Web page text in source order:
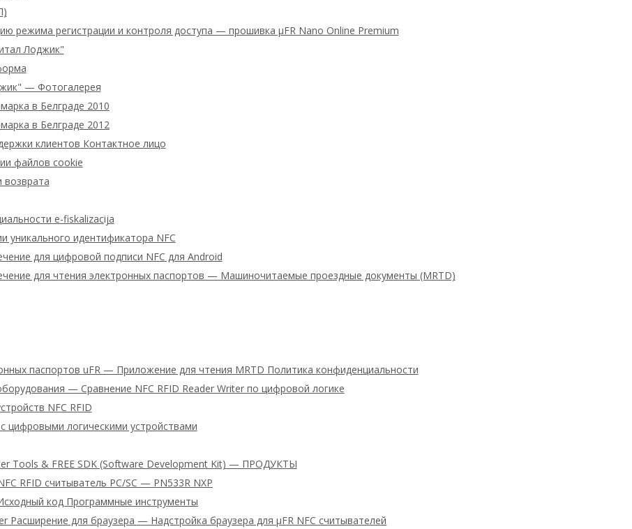
режима регистрации и контроля доступа — прошивка μFR Nano Online Premium
Лоджик"
— Фотогалерея
в Белграде 2010
в Белграде 2012
клиентов Контактное лицо
файлов cookie
возврата
e-fiskalizacija
уникального идентификатора NFC
для цифровой подписи NFC для Android
для чтения электронных паспортов — Машиночитаемые проездные документы (MRTD)
паспортов uFR — Приложение для чтения MRTD Политика конфиденциальности
— Сравнение NFC RFID Reader Writer по цифровой логике
NFC RFID
цифровыми логическими устройствами
Tools & FREE SDK (Software Development Kit) — ПРОДУКТЫ
RFID считыватель PC/SC — PN533R NXP
код Программные инструменты
Расширение для браузера — Надстройка браузера для μFR NFC считывателей